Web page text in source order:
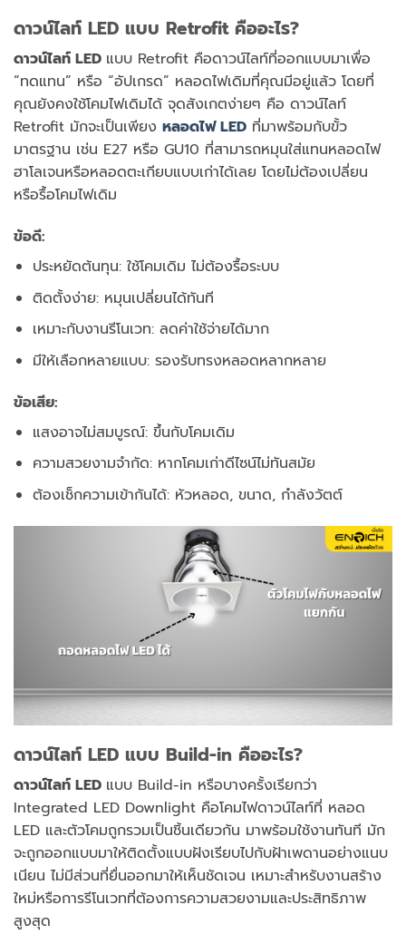
ดาวน์ไลท์ LED แบบ Retrofit คืออะไร?
ดาวน์ไลท์ LED แบบ Retrofit คือดาวน์ไลท์ที่ออกแบบมาเพื่อ
“ทดแทน” หรือ “อัปเกรด” หลอดไฟเดิมที่คุณมีอยู่แล้ว โดยที่
คุณยังคงใช้โคมไฟเดิมได้ จุดสังเกตง่ายๆ คือ ดาวน์ไลท์
Retrofit มักจะเป็นเพียง หลอดไฟ LED ที่มาพร้อมกับขั้ว
มาตรฐาน เช่น E27 หรือ GU10 ที่สามารถหมุนใส่แทนหลอดไฟ
ฮาโลเจนหรือหลอดตะเกียบแบบเก่าได้เลย โดยไม่ต้องเปลี่ยน
หรือรื้อโคมไฟเดิม
ข้อดี:
ประหยัดต้นทุน:ใช้โคมเดิม ไม่ต้องรื้อระบบ
ติดตั้งง่าย:หมุนเปลี่ยนได้ทันที
เหมาะกับงานรีโนเวท:ลดค่าใช้จ่ายได้มาก
มีให้เลือกหลายแบบ:รองรับทรงหลอดหลากหลาย
ข้อเสีย:
แสงอาจไม่สมบูรณ์:ขึ้นกับโคมเดิม
ความสวยงามจำกัด:หากโคมเก่าดีไซน์ไม่ทันสมัย
ต้องเช็กความเข้ากันได้:หัวหลอด, ขนาด, กำลังวัตต์
ดาวน์ไลท์ LED แบบ Build-in คืออะไร?
ดาวน์ไลท์ LED แบบ Build-in หรือบางครั้งเรียกว่า
Integrated LED Downlight คือโคมไฟดาวน์ไลท์ที่ หลอด
LED และตัวโคมถูกรวมเป็นชิ้นเดียวกัน มาพร้อมใช้งานทันที มัก
จะถูกออกแบบมาให้ติดตั้งแบบฝังเรียบไปกับฝ้าเพดานอย่างแนบ
เนียน ไม่มีส่วนที่ยื่นออกมาให้เห็นชัดเจน เหมาะสำหรับงานสร้าง
ใหม่หรือการรีโนเวทที่ต้องการความสวยงามและประสิทธิภาพ
สูงสุด